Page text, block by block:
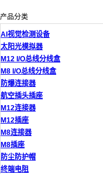
产品分类
AI视觉检测设备
太阳光模拟器
M12 I/O总线分线盒
M8 I/O总线分线盒
防爆连接器
航空插头插座
M12连接器
M12插座
M8连接器
M8插座
防尘防护帽
终端电阻